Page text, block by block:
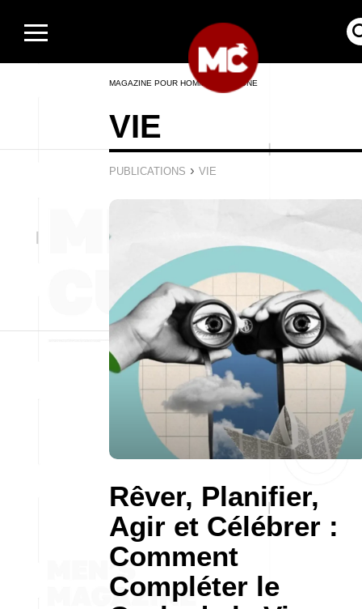
MAGAZINE POUR HOMMES EN LIGNE
VIE
PUBLICATIONS › VIE
Rêver, Planifier,
Agir et Célébrer :
Comment
Compléter le